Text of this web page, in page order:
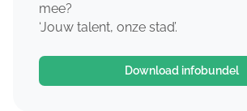
mee?
‘Jouw talent, onze stad’.
Download infobundel